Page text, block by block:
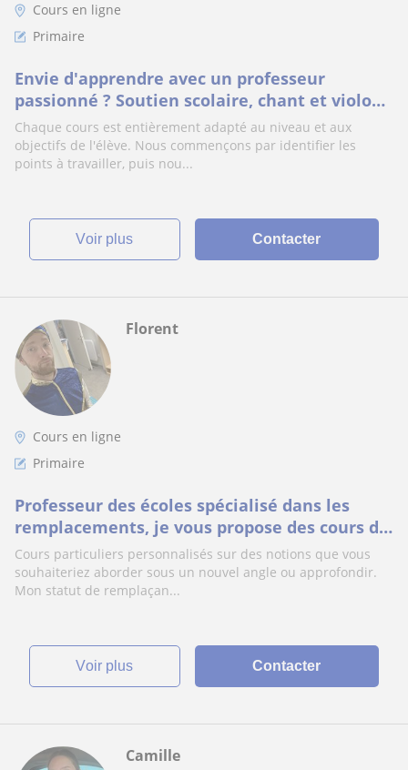
Cours en ligne
Primaire
Envie d'apprendre avec un professeur
passionné ? Soutien scolaire, chant et violon,
je mets mon expérience à votre disposition !
Chaque cours est entièrement adapté au niveau et aux
objectifs de l'élève. Nous commençons par identifier les
points à travailler, puis nou...
voir plus Contacter
Florent
Cours en ligne
Primaire
Professeur des écoles spécialisé dans les
remplacements, je vous propose des cours de
soutien pour tous les niveaux de la primaire
Cours particuliers personnalisés sur des notions que vous
souhaiteriez aborder sous un nouvel angle ou approfondir.
Mon statut de remplaçan...
voir plus Contacter
Camille